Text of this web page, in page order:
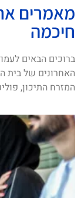
מאמרים
חיכמה
ברוכים הבאים
האחרונים של בית
המזרח התיכון,